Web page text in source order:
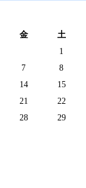
金 土
1
7
8
14
15
21
22
28
29